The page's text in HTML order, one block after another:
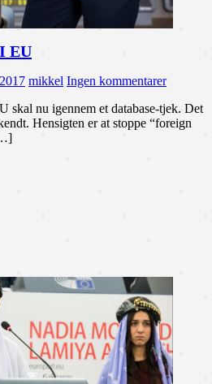
EU
mikkel Ingen kommentarer
skal nu igennem et database-tjek. Det
Hensigten er at stoppe “foreign